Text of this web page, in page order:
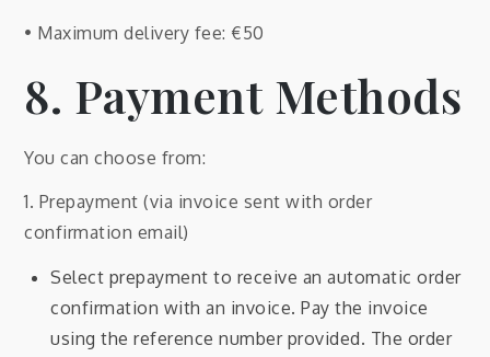
• Maximum delivery fee: €50
8. Payment Methods
You can choose from:
1. Prepayment (via invoice sent with order
confirmation email)
Select prepayment to receive an automatic order
confirmation with an invoice. Pay the invoice
using the reference number provided. The order